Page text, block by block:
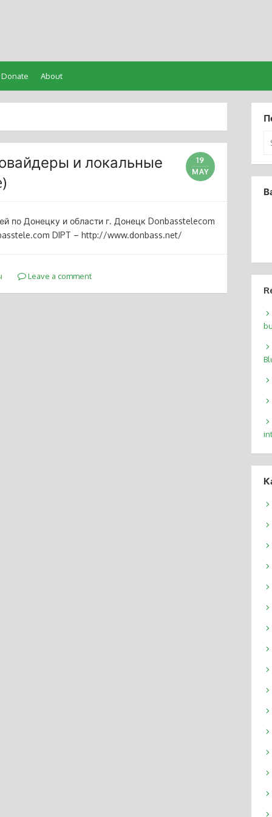
Donate About
и локальные
19
MAY
по Донецку и области г. Донецк Donbasstelecom
DIPT – http://www.donbass.net/
Leave a comment